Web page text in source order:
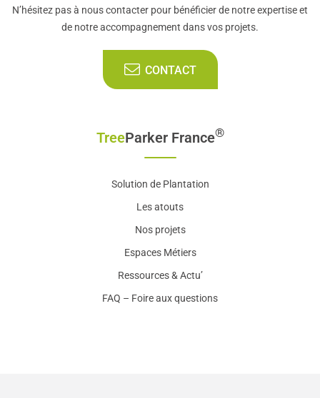
N’hésitez pas à nous contacter pour bénéficier de notre expertise et
de notre accompagnement dans vos projets.
CONTACT
TreeParker France®
Solution de Plantation
Les atouts
Nos projets
Espaces Métiers
Ressources & Actu’
FAQ – Foire aux questions